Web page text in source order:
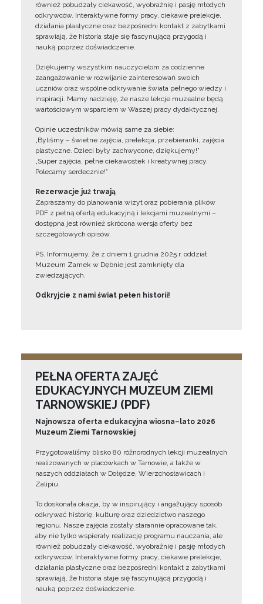
również pobudzały ciekawość, wyobraźnię i pasję młodych
odkrywców. Interaktywne formy pracy, ciekawe prelekcje,
działania plastyczne oraz bezpośredni kontakt z zabytkami
sprawiają, że historia staje się fascynującą przygodą i
nauką poprzez doświadczenie.
Dziękujemy wszystkim nauczycielom za codzienne
zaangażowanie w rozwijanie zainteresowań swoich
uczniów oraz wspólne odkrywanie świata pełnego wiedzy i
inspiracji. Mamy nadzieję, że nasze lekcje muzealne będą
wartościowym wsparciem w Waszej pracy dydaktycznej.
Opinie uczestników mówią same za siebie:
„Byliśmy – świetne zajęcia, prelekcja, przebieranki, zajęcia
plastyczne. Dzieci były zachwycone, dziękujemy!”
„Super zajęcia, pełne ciekawostek i kreatywnej pracy.
Polecamy serdecznie!”
Rezerwacje już trwają
Zapraszamy do planowania wizyt oraz pobierania plików
PDF z pełną ofertą edukacyjną i lekcjami muzealnymi –
dostępna jest również skrócona wersja oferty bez
szczegółowych opisów.
PS. Informujemy, że z dniem 1 grudnia 2025 r. oddział
Muzeum Zamek w Dębnie jest zamknięty dla
zwiedzających.
Odkryjcie z nami świat pełen historii!
PEŁNA OFERTA ZAJĘĆ
EDUKACYJNYCH MUZEUM ZIEMI
TARNOWSKIEJ (PDF)
Najnowsza oferta edukacyjna wiosna–lato 2026
Muzeum Ziemi Tarnowskiej
Przygotowaliśmy blisko 80 różnorodnych lekcji muzealnych
realizowanych w placówkach w Tarnowie, a także w
naszych oddziałach w Dołędze, Wierzchosławicach i
Zalipiu.
To doskonała okazja, by w inspirujący i angażujący sposób
odkrywać historię, kulturę oraz dziedzictwo naszego
regionu. Nasze zajęcia zostały starannie opracowane tak,
aby nie tylko wspierały realizację programu nauczania, ale
również pobudzały ciekawość, wyobraźnię i pasję młodych
odkrywców. Interaktywne formy pracy, ciekawe prelekcje,
działania plastyczne oraz bezpośredni kontakt z zabytkami
sprawiają, że historia staje się fascynującą przygodą i
nauką poprzez doświadczenie.